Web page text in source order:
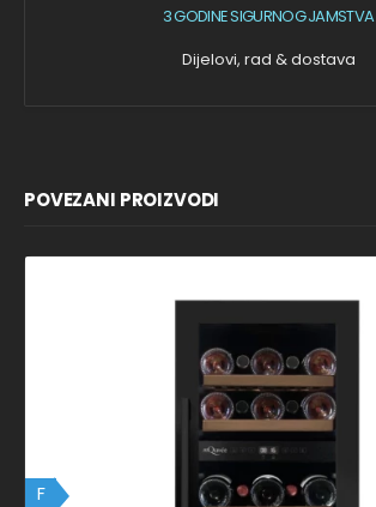
3 GODINE SIGURNOG JAMSTVA
Dijelovi, rad & dostava
POVEZANI PROIZVODI
F